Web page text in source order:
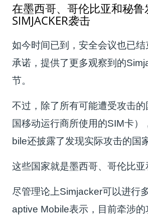
在墨西哥、哥伦比亚和秘鲁
SIMJACKER袭击
如今时间已到，安全会议也已
承诺，提供了更多观察到的
节。
不过，除了所有可能遭受攻击
国移动运行商所使用的SIM卡）
bile还披露了发现实际攻击的国
这些国家就是墨西哥、哥伦比亚
尽管理论上Simjacker可以进行
aptive Mobile表示，目前牵涉的